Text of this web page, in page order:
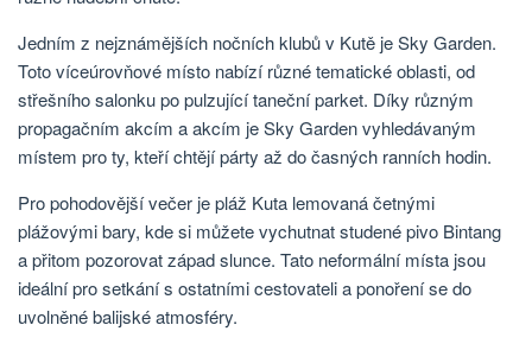
Jedním z nejznámějších nočních klubů v Kutě je Sky Garden.
Toto víceúrovňové místo nabízí různé tematické oblasti, od
střešního salonku po pulzující taneční parket. Díky různým
propagačním akcím a akcím je Sky Garden vyhledávaným
místem pro ty, kteří chtějí párty až do časných ranních hodin.
Pro pohodovější večer je pláž Kuta lemovaná četnými
plážovými bary, kde si můžete vychutnat studené pivo Bintang
a přitom pozorovat západ slunce. Tato neformální místa jsou
ideální pro setkání s ostatními cestovateli a ponoření se do
uvolněné balijské atmosféry.